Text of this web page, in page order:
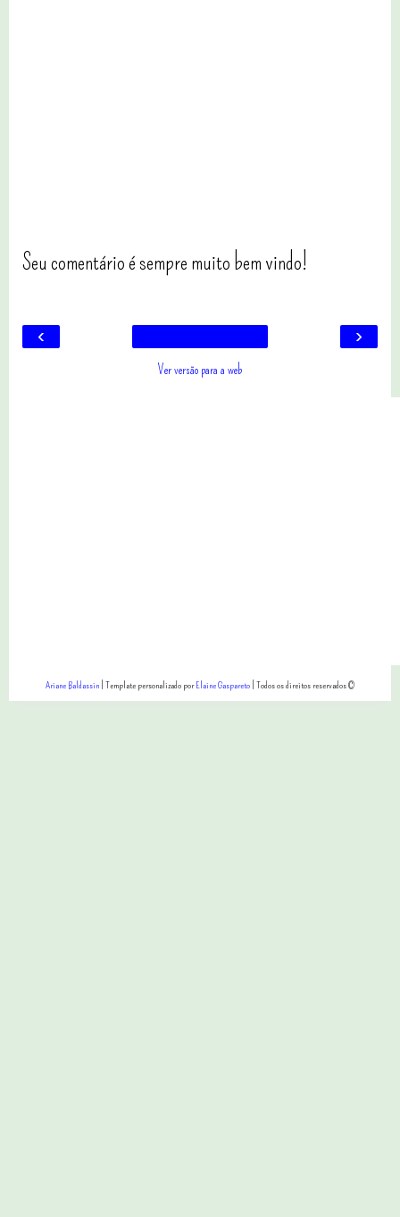
Seu comentário é sempre muito bem vindo!
‹ ›
Ver versão para a web
Ariane Baldassin| Template personalizado porElaine Gaspareto| Todos os direitos reservados ©